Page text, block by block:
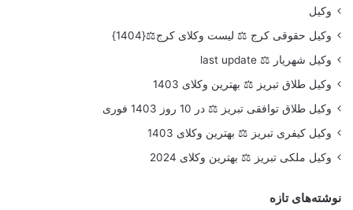
وکیل
وکیل حقوقی کرج ⚖️ لیست وکلای کرج⚖️{1404}
وکیل شهریار ⚖️ last update
وکیل طلاق تبریز ⚖️ بهترین وکلای 1403
وکیل طلاق توافقی تبریز ⚖️ در 10 روز 1403 فوری
وکیل کیفری تبریز ⚖️ بهترین وکلای 1403
وکیل ملکی تبریز ⚖️ بهترین وکلای 2024
نوشته‌های تازه